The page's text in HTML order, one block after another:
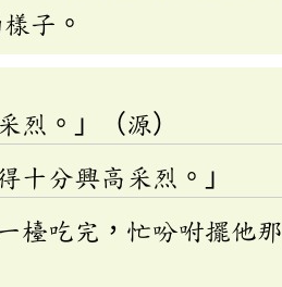
子。
烈。」（源）
十分興高采烈。」
檯吃完，忙吩咐擺他那